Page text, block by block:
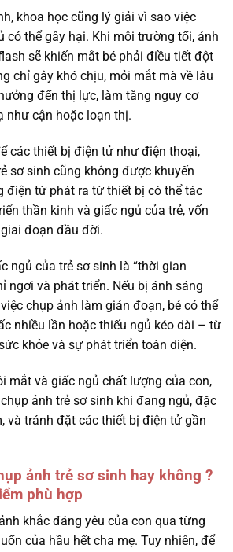
khoa học cũng lý giải vì sao việc
có thể gây hại. Khi môi trường tối, ánh
sẽ khiến mắt bé phải điều tiết đột
chỉ gây khó chịu, mỏi mắt mà về lâu
đến thị lực, làm tăng nguy cơ
như cận hoặc loạn thị.
các thiết bị điện tử như điện thoại,
sơ sinh cũng không được khuyến
điện từ phát ra từ thiết bị có thể tác
thần kinh và giấc ngủ của trẻ, vốn
đoạn đầu đời.
ngủ của trẻ sơ sinh là “thời gian
ngơi và phát triển. Nếu bị ánh sáng
chụp ảnh làm gián đoạn, bé có thể
nhiều lần hoặc thiếu ngủ kéo dài – từ
khỏe và sự phát triển toàn diện.
mắt và giấc ngủ chất lượng của con,
ảnh trẻ sơ sinh khi đang ngủ, đặc
và tránh đặt các thiết bị điện tử gần
ảnh trẻ sơ sinh hay không ?
phù hợp
khắc đáng yêu của con qua từng
của hầu hết cha mẹ. Tuy nhiên, để